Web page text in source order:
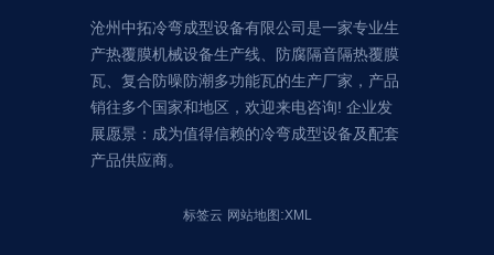
沧州中拓冷弯成型设备有限公司是一家专业生
产热覆膜机械设备生产线、防腐隔音隔热覆膜
瓦、复合防噪防潮多功能瓦的生产厂家，产品
销往多个国家和地区，欢迎来电咨询! 企业发
展愿景：成为值得信赖的冷弯成型设备及配套
产品供应商。
标签云 网站地图 :XML